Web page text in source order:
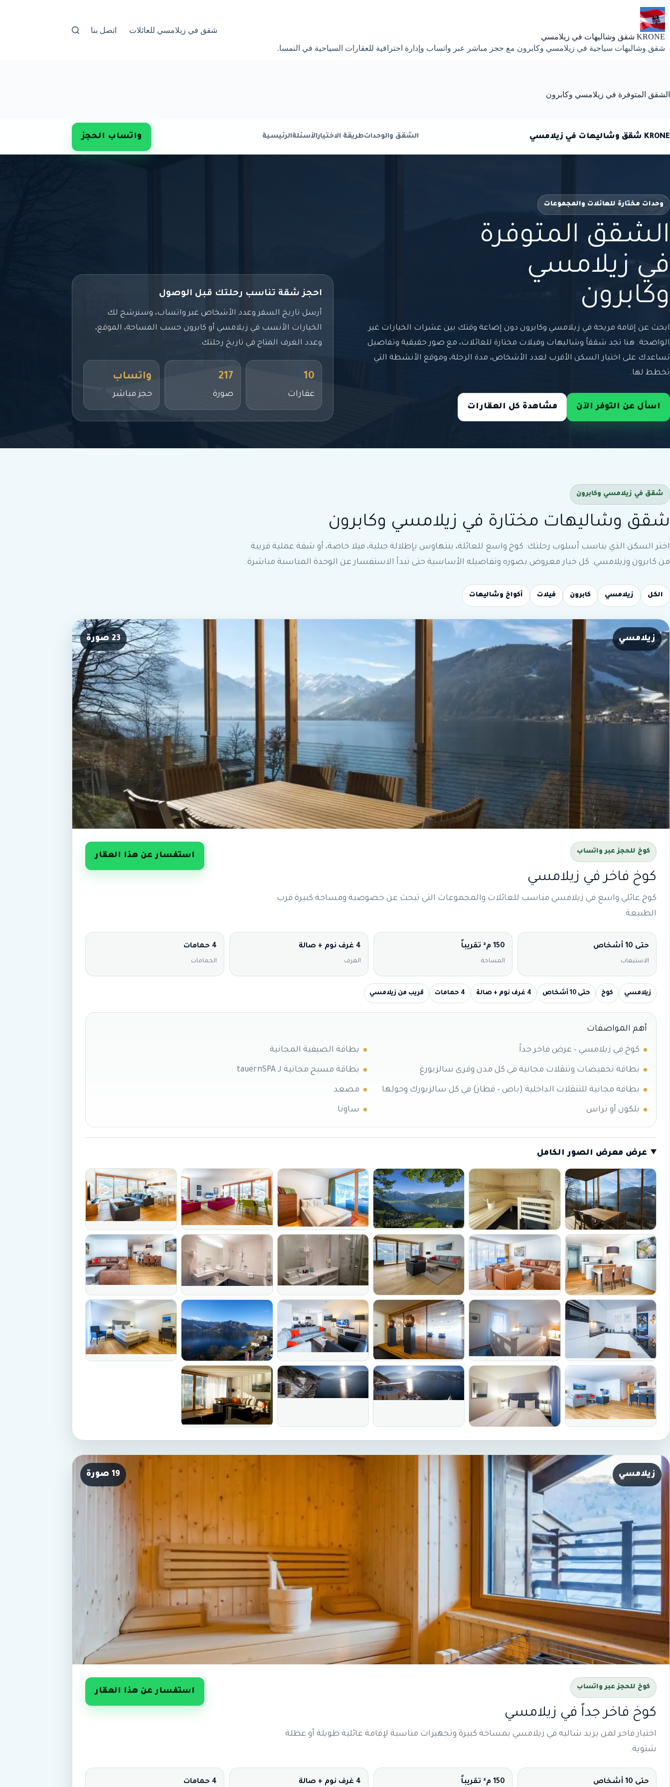
إلى
المحتوى
KRONE شقق وشاليهات في زيلامسي
شقق وشاليهات سياحية في زيلامسي وكابرون مع حجز مباشر عبر واتساب وإدارة احترافية للعقارات السياحية في النمسا.
شقق في زيلامسي للعائلات اتصل بنا
الشقق المتوفرة في زيلامسي وكابرون
KRONE شقق وشاليهات في زيلامسي الشقق والوحداتطريقة الاختيارالأسئلةالرئيسية واتساب الحجز
وحدات مختارة للعائلات والمجموعات
الشقق المتوفرة
في زيلامسي
وكابرون
ابحث عن إقامة مريحة في زيلامسي وكابرون دون إضاعة وقتك بين عشرات الخيارات غير
الواضحة. هنا تجد شققاً وشاليهات وفيلات مختارة للعائلات، مع صور حقيقية وتفاصيل
تساعدك على اختيار السكن الأقرب لعدد الأشخاص، مدة الرحلة، وموقع الأنشطة التي
تخطط لها.
اسأل عن التوفر الآن مشاهدة كل العقارات
احجز شقة تناسب رحلتك قبل الوصول
أرسل تاريخ السفر وعدد الأشخاص عبر واتساب، وسنرشح لك
الخيارات الأنسب في زيلامسي أو كابرون حسب المساحة، الموقع،
وعدد الغرف المتاح في تاريخ رحلتك.
10
عقارات
217
صورة
واتساب
حجز مباشر
شقق في زيلامسي وكابرون
شقق وشاليهات مختارة في زيلامسي وكابرون
اختر السكن الذي يناسب أسلوب رحلتك: كوخ واسع للعائلة، بنتهاوس بإطلالة جبلية، فيلا خاصة، أو شقة عملية قريبة
من كابرون وزيلامسي. كل خيار معروض بصوره وتفاصيله الأساسية حتى تبدأ الاستفسار عن الوحدة المناسبة مباشرة.
الكل زيلامسي كابرون فيلات أكواخ وشاليهات
زيلامسي 23 صورة
كوخ للحجز عبر واتساب
كوخ فاخر في زيلامسي
كوخ عائلي واسع في زيلامسي مناسب للعائلات والمجموعات التي تبحث عن خصوصية ومساحة كبيرة قرب
الطبيعة.
استفسار عن هذا العقار
حتى 10 أشخاص
الاستيعاب
150 م² تقريباً
المساحة
4 غرف نوم + صالة
الغرف
4 حمامات
الحمامات
زيلامسي كوخ حتى 10 أشخاص 4 غرف نوم + صالة 4 حمامات قريب من زيلامسي
أهم المواصفات
كوخ في زيلامسي – عرض فاخر جداً بطاقة الصيفية المجانية
بطاقة تخفيضات وتنقلات مجانية في كل مدن وقرى سالزبورغ بطاقة مسبح مجانية لـ tauernSPA
بطاقة مجانية للتنقلات الداخلية (باص – قطار) في كل سالزبورك وحولها مصعد
بلكون أو تراس ساونا
عرض معرض الصور الكامل
زيلامسي 19 صورة
كوخ للحجز عبر واتساب
كوخ فاخر جداً في زيلامسي
اختيار فاخر لمن يريد شاليه في زيلامسي بمساحة كبيرة وتجهيزات مناسبة لإقامة عائلية طويلة أو عطلة
شتوية.
استفسار عن هذا العقار
حتى 10 أشخاص 150 م² تقريباً 4 غرف نوم + صالة 4 حمامات